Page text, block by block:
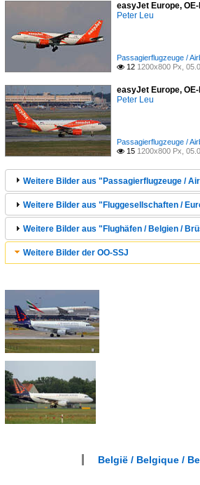
easyJet Europe,
Peter Leu
Passagierflugzeuge /
 12 1200x800 Px,
easyJet Europe,
Peter Leu
Passagierflugzeuge /
 15 1200x800 Px,
Weitere Bilder aus "Passagierflugzeuge /
Weitere Bilder aus "Fluggesellschaften /
Weitere Bilder aus "Flughäfen / Belgien /
Weitere Bilder der OO-SSJ
België / Belgique /